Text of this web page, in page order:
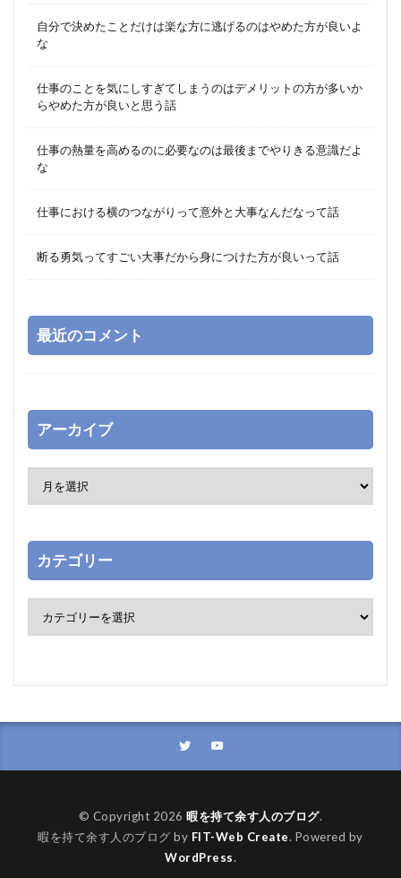
自分で決めたことだけは楽な方に逃げるのはやめた方が良いよ
な
仕事のことを気にしすぎてしまうのはデメリットの方が多いか
らやめた方が良いと思う話
仕事の熱量を高めるのに必要なのは最後までやりきる意識だよ
な
仕事における横のつながりって意外と大事なんだなって話
断る勇気ってすごい大事だから身につけた方が良いって話
最近のコメント
アーカイブ
カテゴリー
© Copyright 2026暇を持て余す人のブログ.
暇を持て余す人のブログ by FIT-Web Create. Powered by
WordPress.